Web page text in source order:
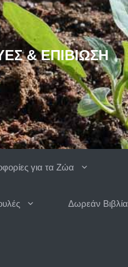
& ΕΠΙΒΊΩΣΗ
για τα Ζώα
Δωρεάν Βιβλία